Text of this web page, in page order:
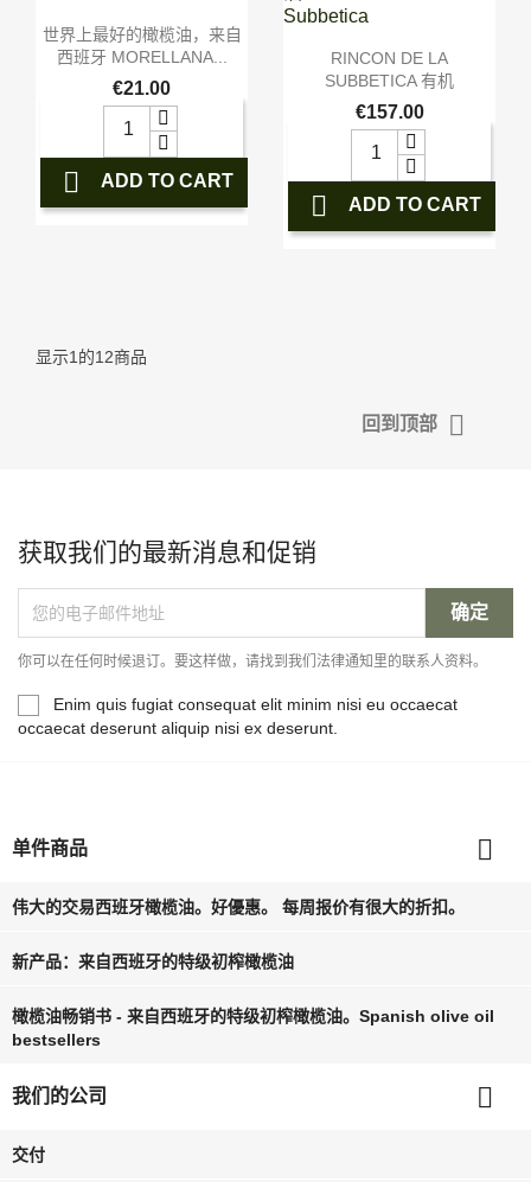
 快速查看
世界上最好的橄榄油，来自
西班牙 MORELLANA...
€21.00
 ADD TO CART
 快速查看
RINCON DE LA
SUBBETICA 有机
€157.00
 ADD TO CART
显示1的12商品
回到顶部 
获取我们的最新消息和促销
你可以在任何时候退订。要这样做，请找到我们法律通知里的联系人资料。
Enim quis fugiat consequat elit minim nisi eu occaecat
occaecat deserunt aliquip nisi ex deserunt.
单件商品 
伟大的交易西班牙橄榄油。好優惠。 每周报价有很大的折扣。
新产品：来自西班牙的特级初榨橄榄油
橄榄油畅销书 - 来自西班牙的特级初榨橄榄油。Spanish olive oil
bestsellers
我们的公司 
交付